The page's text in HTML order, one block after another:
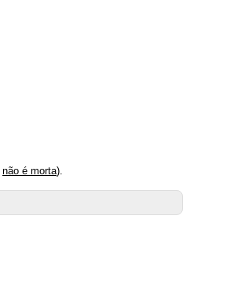
não é morta).